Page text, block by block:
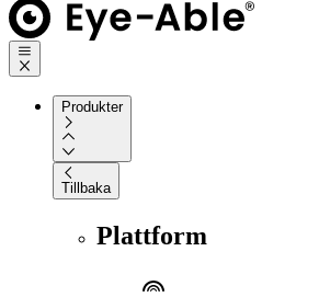
Produkter
Tillbaka
Plattform